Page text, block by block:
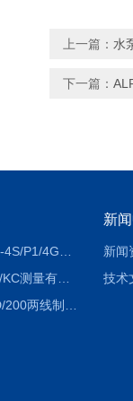
上一篇： 水
下一篇：
PZ72L-E4/KC测量有功电能（EPI/EPE）嵌入式电表
新
新闻
技术